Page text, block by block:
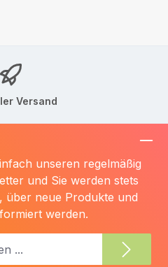
Versand
unseren regelmäßig
und Sie werden stets
über neue Produkte und
werden.